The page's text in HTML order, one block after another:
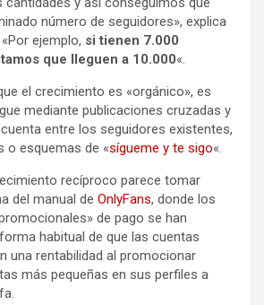
número de seguidores», explica
ejemplo, si tienen 7.000
que lleguen a 10.000«.
el crecimiento es «orgánico», es
mediante publicaciones cruzadas y
entre los seguidores existentes,
o esquemas de «sígueme y te sigo«.
recíproco parece tomar
del manual de OnlyFans, donde los
de pago se han
habitual de que las cuentas
una rentabilidad al promocionar
más pequeñas en sus perfiles a